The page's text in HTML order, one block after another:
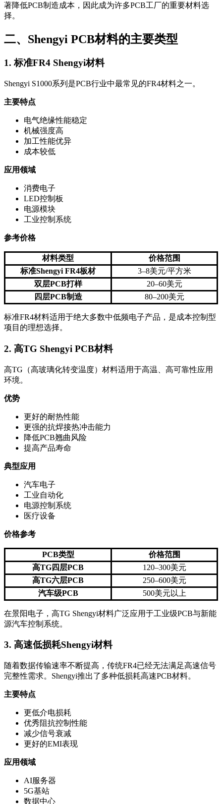
著降低PCB制造成本，因此成为许多PCB工厂的重要材料选
择。
二、Shengyi PCB材料的主要类型
1. 标准FR4 Shengyi材料
Shengyi S1000系列是PCB行业中最常见的FR4材料之一。
主要特点
电气绝缘性能稳定
机械强度高
加工性能优异
成本较低
应用领域
消费电子
LED控制板
电源模块
工业控制系统
参考价格
材料类型
价格范围
标准Shengyi FR4板材
3–8美元/平方米
双层PCB打样
20–60美元
四层PCB制造
80–200美元
标准FR4材料适用于绝大多数中低频电子产品，是成本控制型
项目的理想选择。
2. 高TG Shengyi PCB材料
高TG（高玻璃化转变温度）材料适用于高温、高可靠性应用
环境。
优势
更好的耐热性能
更强的抗焊接热冲击能力
降低PCB翘曲风险
提高产品寿命
典型应用
汽车电子
工业自动化
电源控制系统
医疗设备
价格参考
PCB类型
价格范围
高TG四层PCB
120–300美元
高TG六层PCB
250–600美元
汽车级PCB
500美元以上
在景阳电子，高TG Shengyi材料广泛应用于工业级PCB与新能
源汽车控制系统。
3. 高速低损耗Shengyi材料
随着数据传输速率不断提高，传统FR4已经无法满足高速信号
完整性需求。Shengyi推出了多种低损耗高速PCB材料。
主要特点
更低介电损耗
优秀阻抗控制性能
减少信号衰减
更好的EMI表现
应用领域
AI服务器
5G基站
数据中心